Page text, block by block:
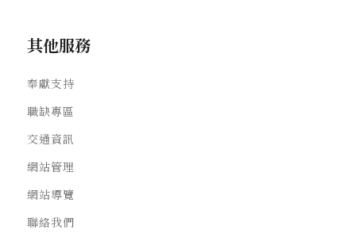
其他服務
奉獻支持
職缺專區
交通資訊
網站管理
網站導覽
聯絡我們